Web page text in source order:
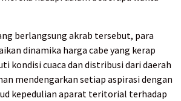
berlangsung akrab tersebut, para
dinamika harga cabe yang kerap
kondisi cuaca dan distribusi dari daerah
mendengarkan setiap aspirasi dengan
kepedulian aparat teritorial terhadap